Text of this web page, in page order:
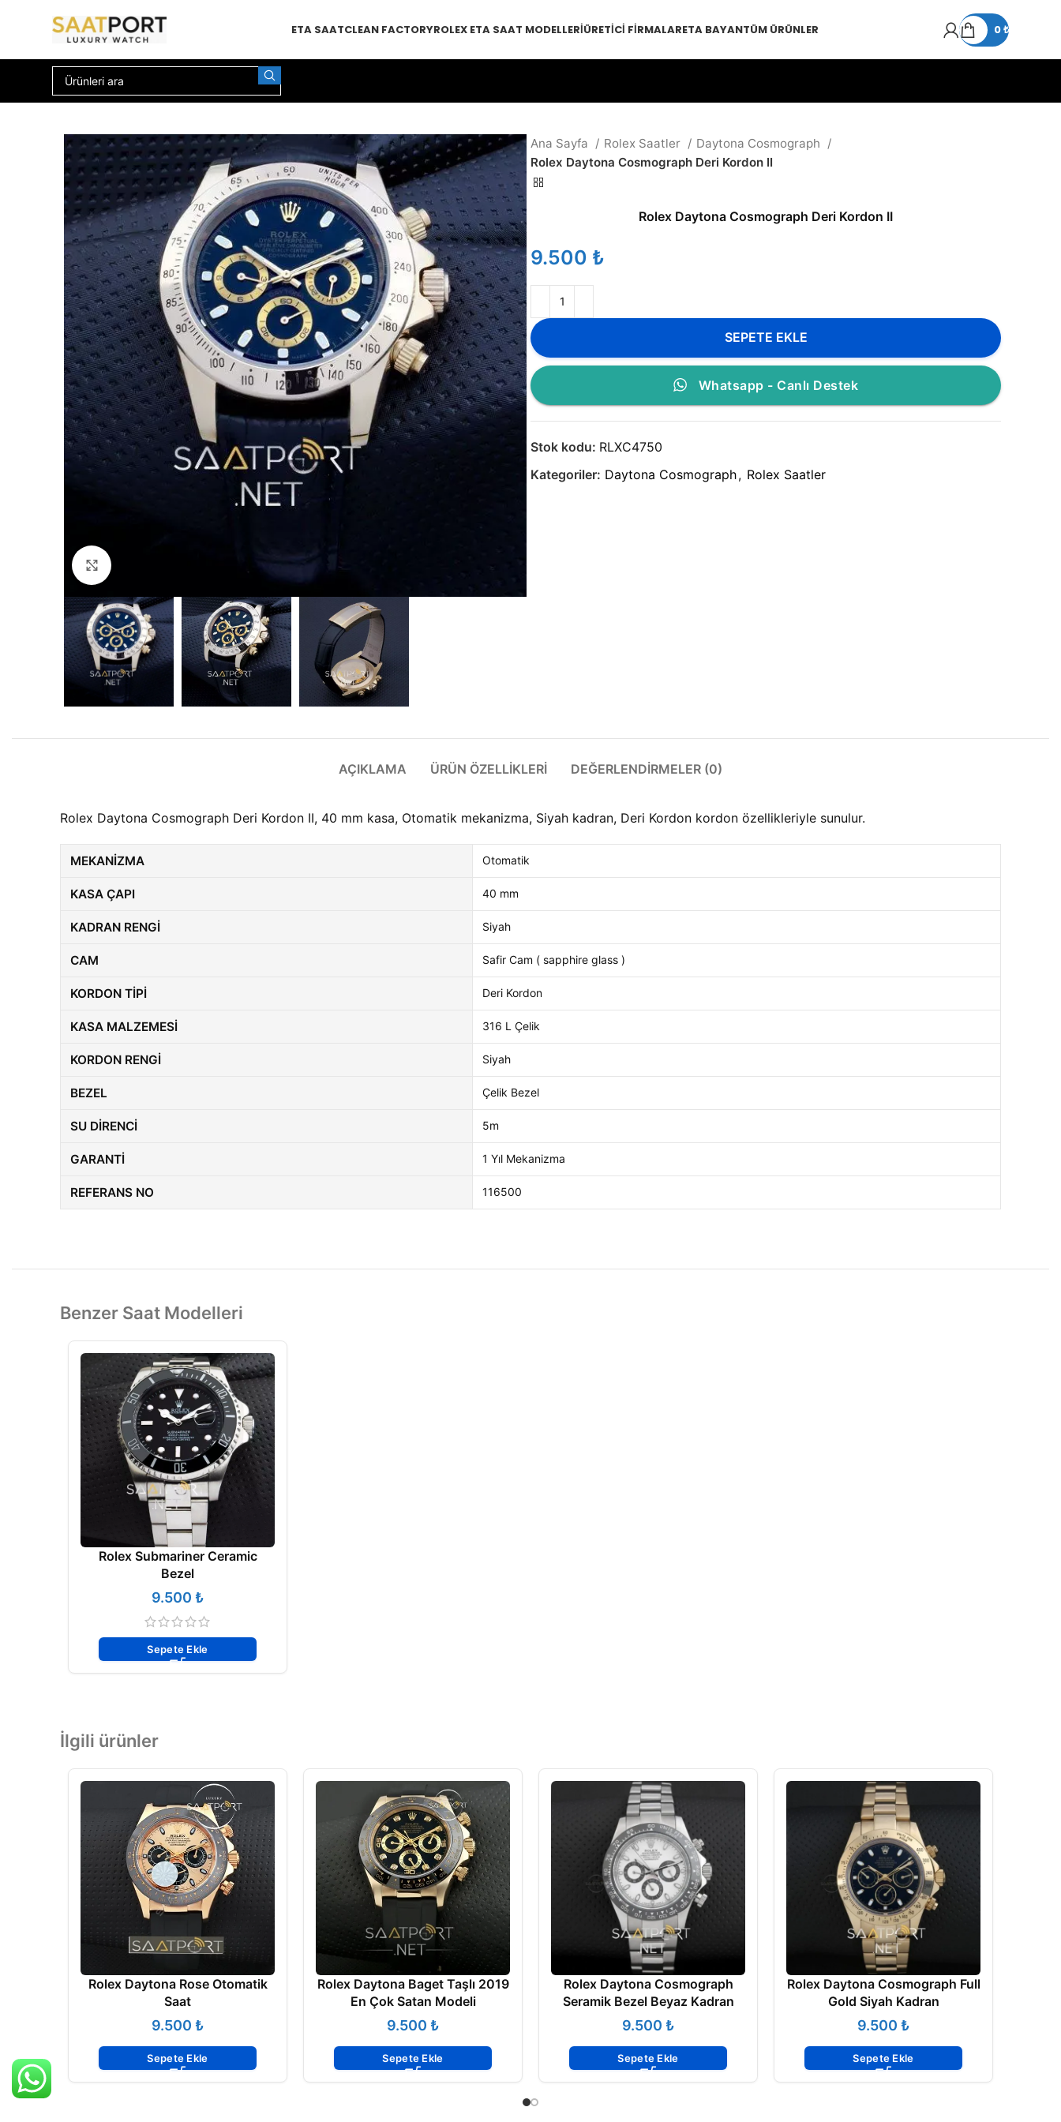
ETA SAATCLEAN FACTORYROLEX ETA SAAT MODELLERIÜRETICI FIRMALARETA BAYANTÜM ÜRÜNLER 0₺
Ana Sayfa Rolex Saatler
Daytona Cosmograph
Rolex Daytona Cosmograph Deri Kordon II
Rolex Daytona Cosmograph Deri Kordon II
₺
SEPETE EKLE
Whatsapp - Canlı Destek
Stok kodu: RLXC4750
Kategoriler: Daytona Cosmograph, Rolex Saatler
AÇIKLAMA ÜRÜN ÖZELLIKLERI DEĞERLENDIRMELER (0)
Rolex Daytona Cosmograph Deri Kordon II, 40 mm kasa, Otomatik mekanizma, Siyah kadran, Deri Kordon kordon özellikleriyle sunulur.
MEKANIZMA Otomatik
KASA ÇAPI 40 mm
KADRAN RENGI Siyah
CAM Safir Cam ( sapphire glass )
KORDON TIPI Deri Kordon
KASA MALZEMESI 316 L Çelik
KORDON RENGI Siyah
BEZEL Çelik Bezel
SU DIRENCI 5m
GARANTI 1 Yıl Mekanizma
REFERANS NO 116500
Benzer Saat Modelleri
Rolex Submariner Ceramic
Bezel
₺
Sepete Ekle
İlgili ürünler
Rolex Daytona Rose Otomatik
Saat
₺
Sepete Ekle
Rolex Daytona Baget Taşlı 2019
En Çok Satan Modeli
₺
Sepete Ekle
Rolex Daytona Cosmograph
Seramik Bezel Beyaz Kadran
₺
Sepete Ekle
Rolex Daytona Cosmograph Full
Gold Siyah Kadran
₺
Sepete Ekle